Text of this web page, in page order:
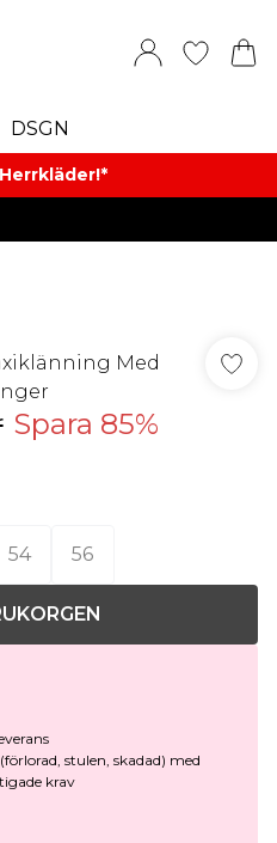
DSGN
Med
Spara 85%
54 56
stulen, skadad) med
krav